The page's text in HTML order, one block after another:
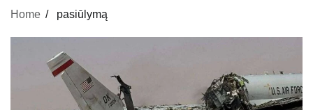
Home pasiūlymą